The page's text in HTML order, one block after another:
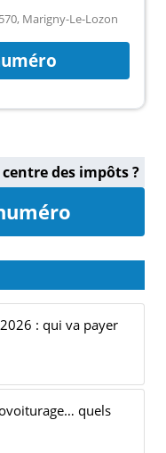
Marigny-Le-Lozon
des impôts ?
: qui va payer
quels